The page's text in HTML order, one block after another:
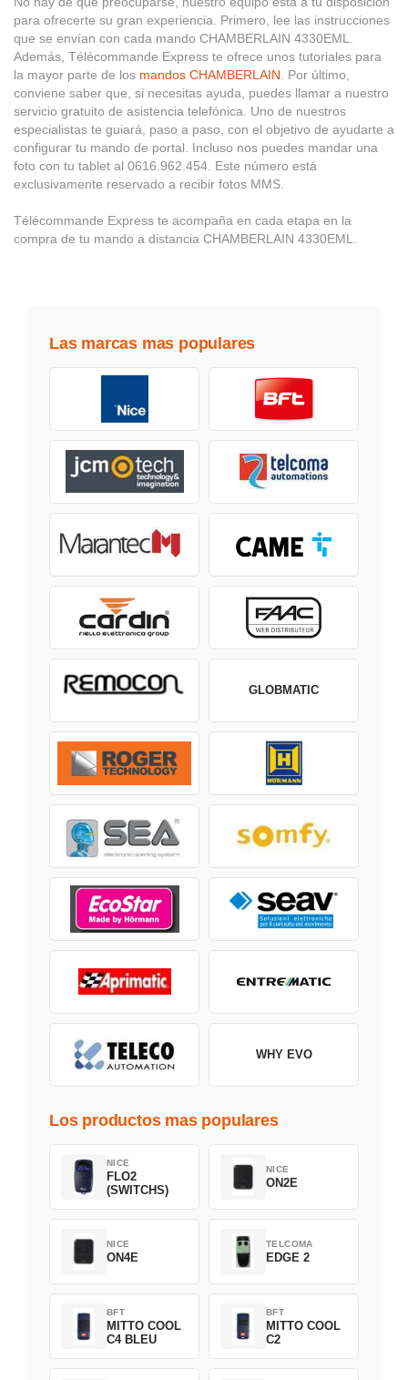
para ofrecerte su gran experiencia. Primero, lee las instrucciones
que se envían con cada mando CHAMBERLAIN 4330EML.
Además, Télécommande Express te ofrece unos tutoriales para
la mayor parte de los mandos CHAMBERLAIN . Por último,
conviene saber que, si necesitas ayuda, puedes llamar a nuestro
servicio gratuito de asistencia telefónica. Uno de nuestros
especialistas te guiará, paso a paso, con el objetivo de ayudarte a
configurar tu mando de portal. Incluso nos puedes mandar una
foto con tu tablet al 0616.962.454. Este número está
exclusivamente reservado a recibir fotos MMS.
Télécommande Express te acompaña en cada etapa en la
compra de tu mando a distancia CHAMBERLAIN 4330EML.
Las marcas mas populares
GLOBMATIC
WHY EVO
Los productos mas populares
NICE
FLO2
(SWITCHS)
NICE
ON2E
NICE
ON4E
TELCOMA
EDGE 2
BFT
MITTO COOL
C4 BLEU
BFT
MITTO COOL
C2